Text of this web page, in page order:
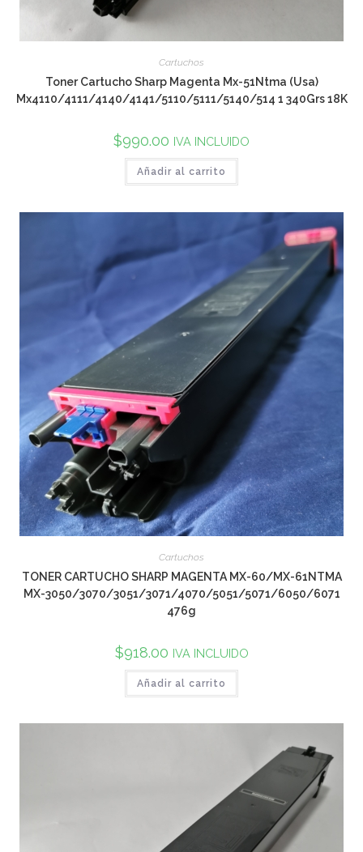
Cartuchos
Toner Cartucho Sharp Magenta Mx-51Ntma (Usa)
Mx4110/4111/4140/4141/5110/5111/5140/514 1 340Grs 18K
$990.00 IVA INCLUIDO
Añadir al carrito
Cartuchos
TONER CARTUCHO SHARP MAGENTA MX-60/MX-61NTMA
MX-3050/3070/3051/3071/4070/5051/5071/6050/6071
476g
$918.00 IVA INCLUIDO
Añadir al carrito